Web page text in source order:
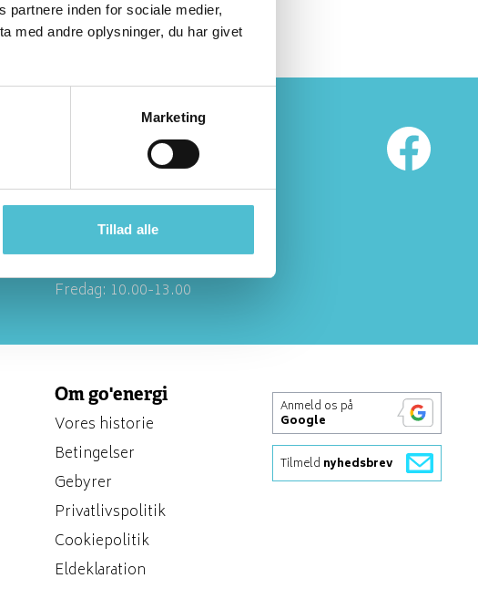
partnere inden for sociale medier,
med andre oplysninger, du har givet
Marketing
Tillad alle
7700 Thisted
Personlig betjening:
Fredag: 10.00-13.00
Om go'energi
Vores historie
Betingelser
Gebyrer
Privatlivspolitik
Cookiepolitik
Eldeklaration
Anmeld os på
Google
Tilmeld nyhedsbrev